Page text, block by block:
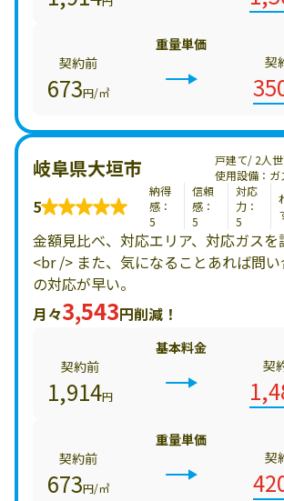
重量単価
契約前
673円/㎥
契
岐阜県大垣市
戸建て/ 2人
使用設備：ガ
5
納得
感：
5
信頼
感：
5
対応
力：
5
金額見比べ、対応エリア、対応ガスを
<br /> また、気になることあれば問
の対応が早い。
月々3,543円削減！
基本料金
契約前
1,914円
契
重量単価
契約前
673円/㎥
契